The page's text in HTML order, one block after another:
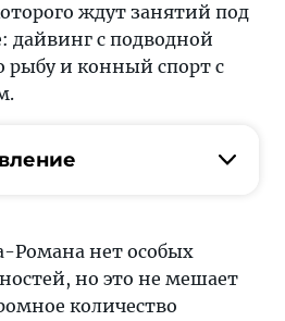
ждут занятий под
дайвинг с подводной
рыбу и конный спорт с
Романа нет особых
но это не мешает
количество